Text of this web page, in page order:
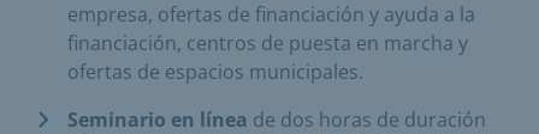
empresa, ofertas de financiación y ayuda a la
financiación, centros de puesta en marcha y
ofertas de espacios municipales.
Seminario en línea de dos horas de duración